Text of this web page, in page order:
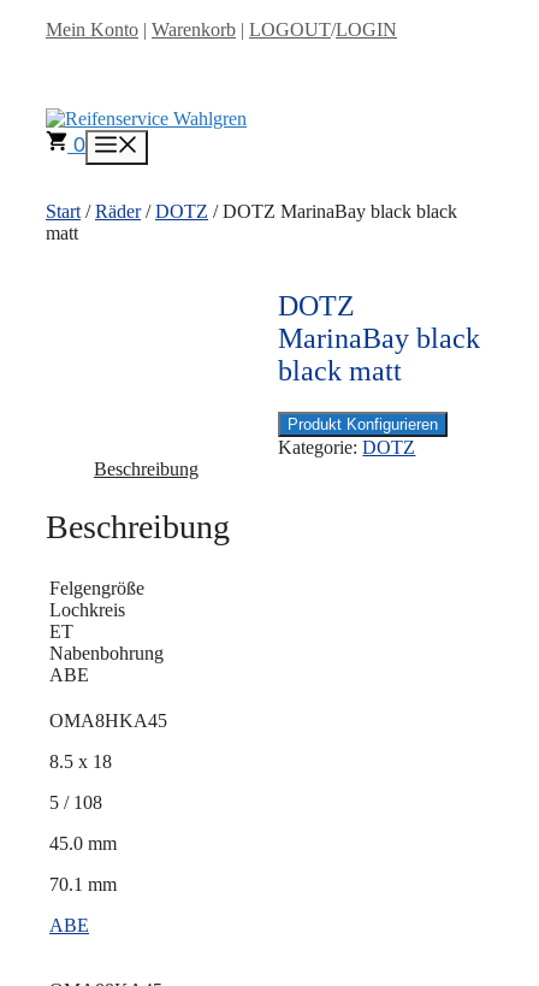
Mein Konto | Warenkorb | LOGOUT/LOGIN
0
Start /Räder/DOTZ / DOTZ MarinaBay black black
matt
DOTZ
MarinaBay black
black matt
Produkt Konfigurieren
Kategorie:DOTZ
Beschreibung
Beschreibung
Felgengröße
Lochkreis
ET
Nabenbohrung
ABE
OMA8HKA45
8.5 x 18
5 / 108
45.0 mm
70.1 mm
ABE